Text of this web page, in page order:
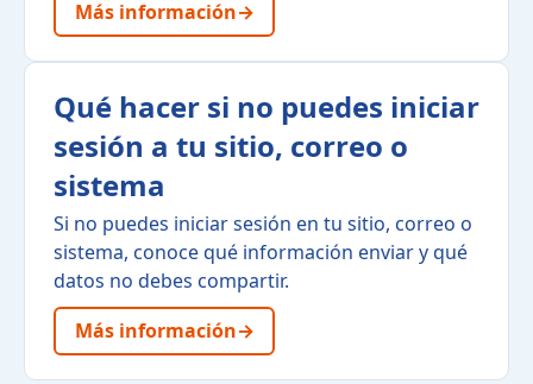
Más información→
Qué hacer si no puedes iniciar
sesión a tu sitio, correo o
sistema
Si no puedes iniciar sesión en tu sitio, correo o
sistema, conoce qué información enviar y qué
datos no debes compartir.
Más información→